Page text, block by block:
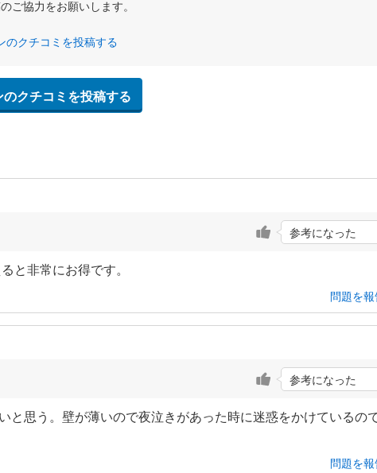
ご協力をお願いします。
のクチコミを投稿する
クチコミを投稿する
参考になった
と非常にお得です。
問題を
参考になった
思う。壁が薄いので夜泣きがあった時に迷惑をかけているの
問題を